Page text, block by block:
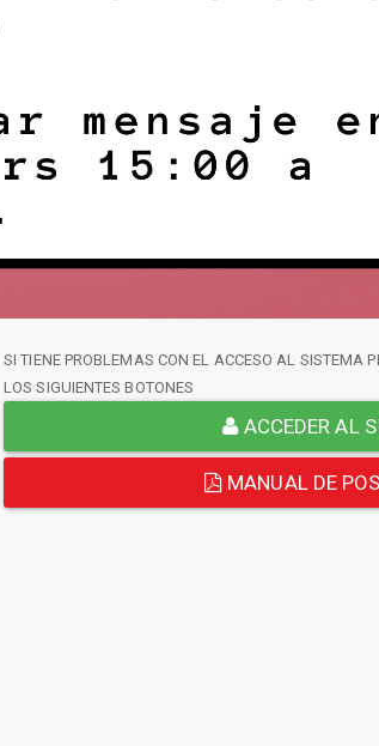
SI TIENE PROBLEMAS CON EL ACCESO AL SISTEMA
LOS SIGUIENTES BOTONES
ACCEDER AL
MANUAL DE